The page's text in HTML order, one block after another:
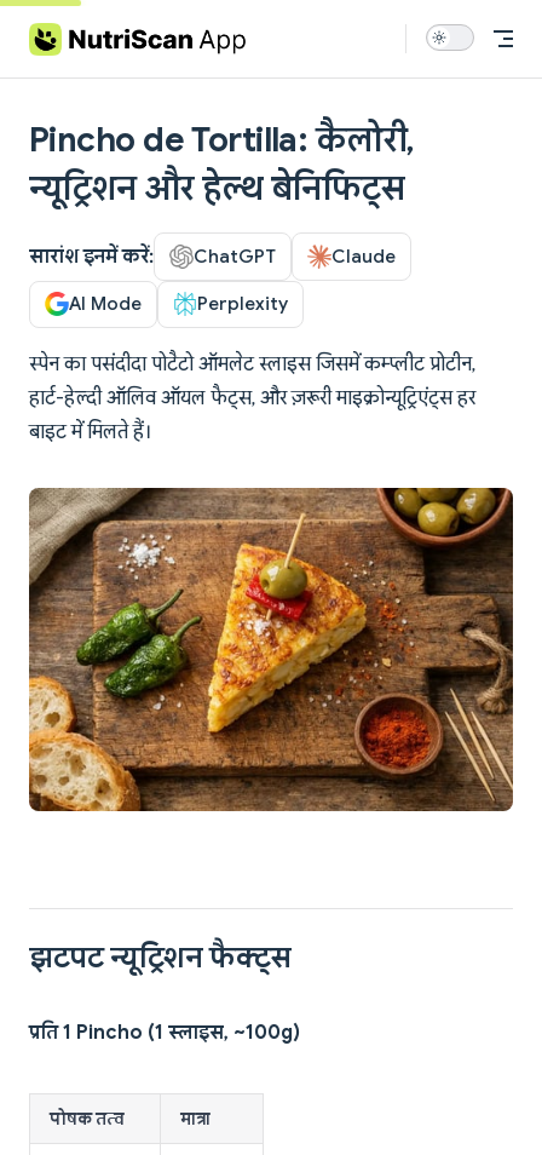
Skip to content
Pincho de Tortilla: कैलोरी,
न्यूट्रिशन और हेल्थ बेनिफिट्स
सारांश इनमें करें: ChatGPT Claude
AI Mode Perplexity
स्पेन का पसंदीदा पोटैटो ऑमलेट स्लाइस जिसमें कम्प्लीट प्रोटीन,
हार्ट-हेल्दी ऑलिव ऑयल फैट्स, और ज़रूरी माइक्रोन्यूट्रिएंट्स हर
बाइट में मिलते हैं।
झटपट न्यूट्रिशन फैक्ट्स
प्रति 1 Pincho (1 स्लाइस, ~100g)
पोषक तत्व मात्रा